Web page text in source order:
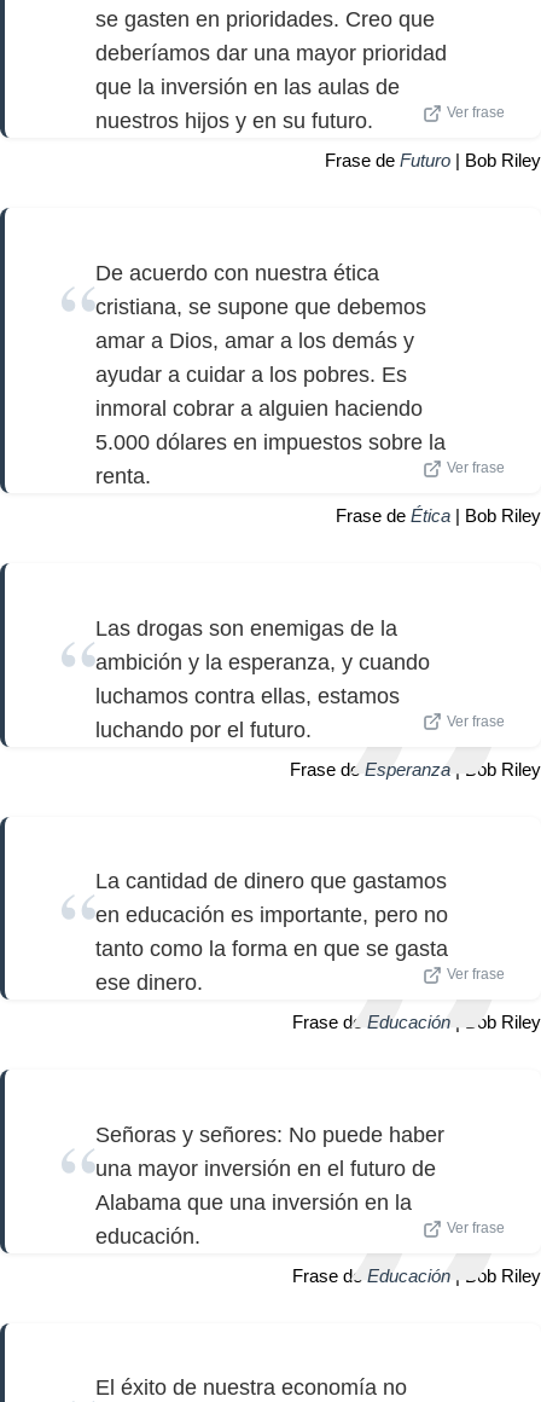
se gasten en prioridades. Creo que
deberíamos dar una mayor prioridad
que la inversión en las aulas de
nuestros hijos y en su futuro.
Ver frase
Frase de Futuro | Bob Riley
De acuerdo con nuestra ética
cristiana, se supone que debemos
amar a Dios, amar a los demás y
ayudar a cuidar a los pobres. Es
inmoral cobrar a alguien haciendo
5.000 dólares en impuestos sobre la
renta.
Ver frase
Frase de Ética | Bob Riley
Las drogas son enemigas de la
ambición y la esperanza, y cuando
luchamos contra ellas, estamos
luchando por el futuro.
Ver frase
Frase de Esperanza | Bob Riley
La cantidad de dinero que gastamos
en educación es importante, pero no
tanto como la forma en que se gasta
ese dinero.
Ver frase
Frase de Educación | Bob Riley
Señoras y señores: No puede haber
una mayor inversión en el futuro de
Alabama que una inversión en la
educación.
Ver frase
Frase de Educación | Bob Riley
El éxito de nuestra economía no